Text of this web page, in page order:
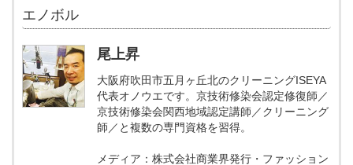
エノボル
尾上昇
大阪府吹田市五月ヶ丘北のクリーニングISEYA
代表オノウエです。京技術修染会認定修復師／
京技術修染会関西地域認定講師／クリーニング
師／と複数の専門資格を習得。
メディア：株式会社商業界発行・ファッション